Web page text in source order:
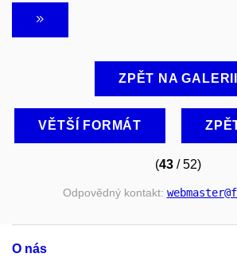
ZPĚT NA GALERII
VĚTŠÍ FORMÁT
(43 / 52)
Odpovědný kontakt: webmaster
O nás